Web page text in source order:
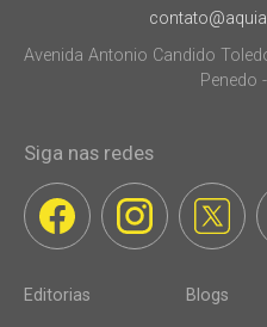
Avenida Antonio Candido
Penedo
Siga nas redes
Editorias Blogs